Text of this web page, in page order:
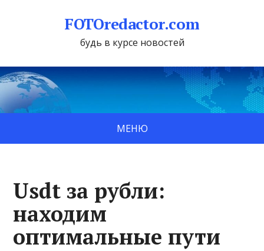
FOTOredactor.com
будь в курсе новостей
МЕНЮ
Usdt за рубли:
находим
оптимальные пути